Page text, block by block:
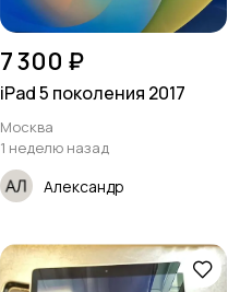
7 300 ₽
iPad 5 поколения 2017
Москва
1 неделю назад
Александр